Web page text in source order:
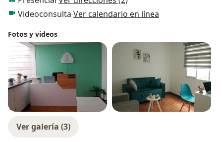
Videoconsulta Ver calendario en línea
Fotos y videos
Ver galería (3)